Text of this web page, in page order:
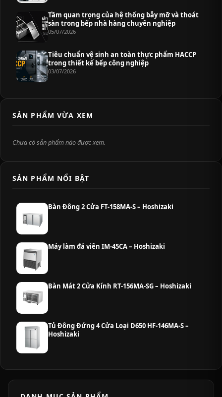
Tầm quan trọng của hệ thống bẫy mỡ và thoát
sàn trong bếp nhà hàng chuyên nghiệp
05/07/2026
Tiêu chuẩn vệ sinh an toàn thực phẩm HACCP
trong thiết kế bếp công nghiệp
03/07/2026
SẢN PHẨM VỪA XEM
Chưa có sản phẩm nào được xem.
SẢN PHẨM NỔI BẬT
Bàn Đông 2 Cửa FT-158MA-S – Hoshizaki
Máy làm đá viên IM-45CA – Hoshizaki
Bàn Mát 2 Cửa Kính RT-156MA-SG – Hoshizaki
Tủ Đông Đứng 4 Cửa Loại D650 HF-146MA-S –
Hoshizaki